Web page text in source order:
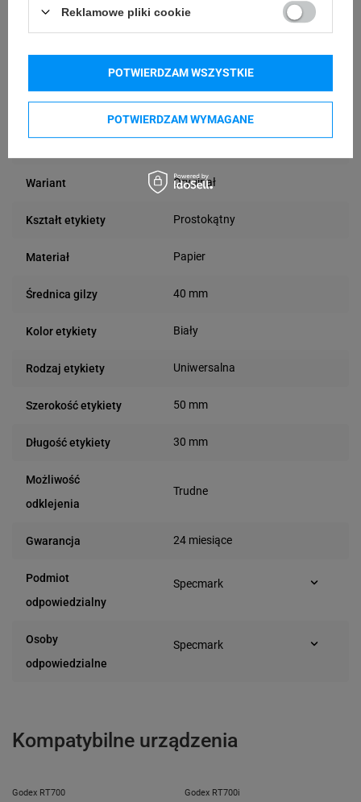
400
Wariant Oryginał
Kształt etykiety Prostokątny
Materiał Papier
Średnica gilzy 40 mm
Kolor etykiety Biały
Rodzaj etykiety Uniwersalna
Szerokość etykiety 50 mm
Długość etykiety 30 mm
Możliwość
odklejenia
Trudne
Gwarancja 24 miesiące
Podmiot
odpowiedzialny
Specmark
e-mail: gspr@ptmb.pl
Osoby
odpowiedzialne
Specmark
Kompatybilne urządzenia
Godex RT700 Godex RT700i
Reklamowe pliki cookie
POTWIERDZAM WYMAGANE
POTWIERDZAM WSZYSTKIE